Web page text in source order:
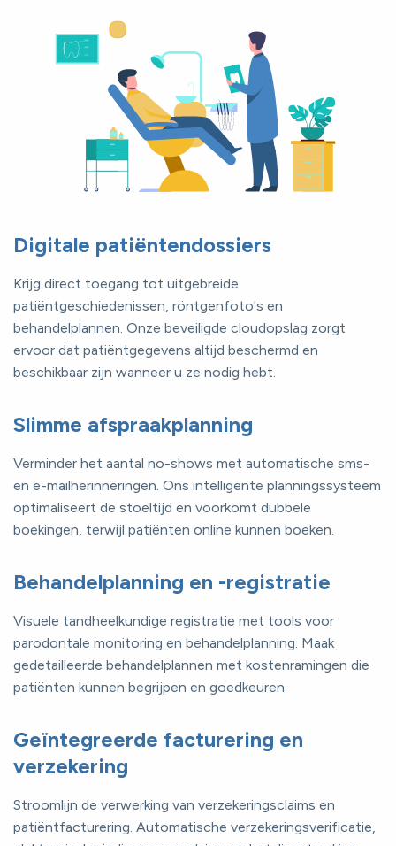
Digitale patiëntendossiers
Krijg direct toegang tot uitgebreide
patiëntgeschiedenissen, röntgenfoto's en
behandelplannen. Onze beveiligde cloudopslag zorgt
ervoor dat patiëntgegevens altijd beschermd en
beschikbaar zijn wanneer u ze nodig hebt.
Slimme afspraakplanning
Verminder het aantal no-shows met automatische sms-
en e-mailherinneringen. Ons intelligente planningssysteem
optimaliseert de stoeltijd en voorkomt dubbele
boekingen, terwijl patiënten online kunnen boeken.
Behandelplanning en -registratie
Visuele tandheelkundige registratie met tools voor
parodontale monitoring en behandelplanning. Maak
gedetailleerde behandelplannen met kostenramingen die
patiënten kunnen begrijpen en goedkeuren.
Geïntegreerde facturering en
verzekering
Stroomlijn de verwerking van verzekeringsclaims en
patiëntfacturering. Automatische verzekeringsverificatie,